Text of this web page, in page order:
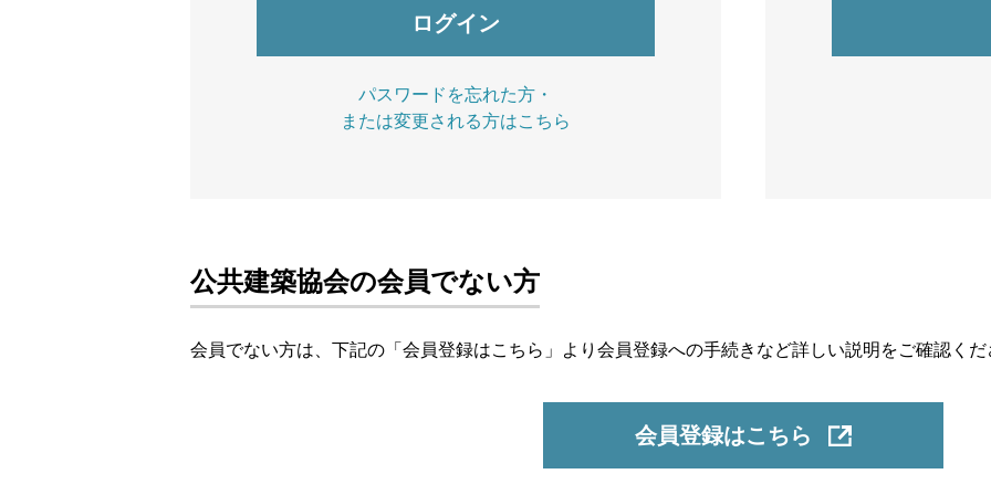
パスワードを忘れた方・
または変更される方はこちら
公共建築協会の会員でない方
会員でない方は、下記の「会員登録はこちら」より会員登録への手続きなど詳しい説明をご確認くだ
会員登録はこちら